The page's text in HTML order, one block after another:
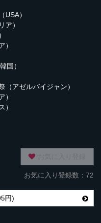
USA）
ア）
）
国）
（アゼルバイジャン）
）
）
お気に入り登録数：72
円)